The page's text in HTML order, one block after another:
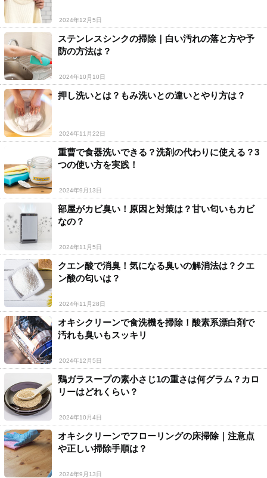
2024年12月5日
ステンレスシンクの掃除｜白い汚れの落と方や予
防の方法は？
2024年10月10日
押し洗いとは？もみ洗いとの違いとやり方は？
2024年11月22日
重曹で食器洗いできる？洗剤の代わりに使える？3
つの使い方を実践！
2024年9月13日
部屋がカビ臭い！原因と対策は？甘い匂いもカビ
なの？
2024年11月5日
クエン酸で消臭！気になる臭いの解消法は？クエ
ン酸の匂いは？
2024年11月28日
オキシクリーンで食洗機を掃除！酸素系漂白剤で
汚れも臭いもスッキリ
2024年12月5日
鶏ガラスープの素小さじ1の重さは何グラム？カロ
リーはどれくらい？
2024年10月4日
オキシクリーンでフローリングの床掃除｜注意点
や正しい掃除手順は？
2024年9月13日